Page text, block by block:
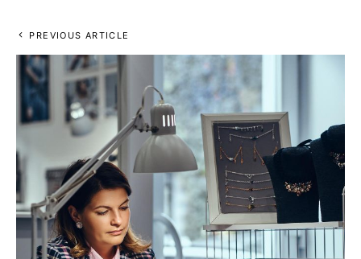
PREVIOUS ARTICLE